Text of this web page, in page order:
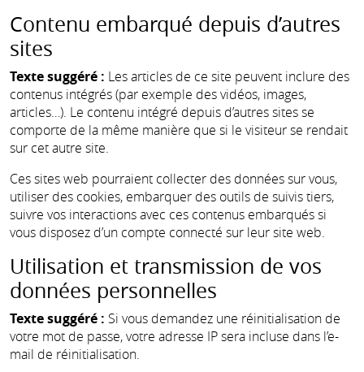
Contenu embarqué depuis d’autres
sites
Texte suggéré : Les articles de ce site peuvent inclure des
contenus intégrés (par exemple des vidéos, images,
articles…). Le contenu intégré depuis d’autres sites se
comporte de la même manière que si le visiteur se rendait
sur cet autre site.
Ces sites web pourraient collecter des données sur vous,
utiliser des cookies, embarquer des outils de suivis tiers,
suivre vos interactions avec ces contenus embarqués si
vous disposez d’un compte connecté sur leur site web.
Utilisation et transmission de vos
données personnelles
Texte suggéré : Si vous demandez une réinitialisation de
votre mot de passe, votre adresse IP sera incluse dans l’e-
mail de réinitialisation.